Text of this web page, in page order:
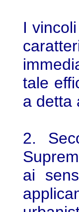
I
tale
a detta
2.
ai